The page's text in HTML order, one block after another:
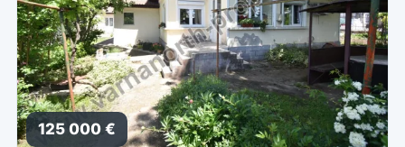
125 000 €